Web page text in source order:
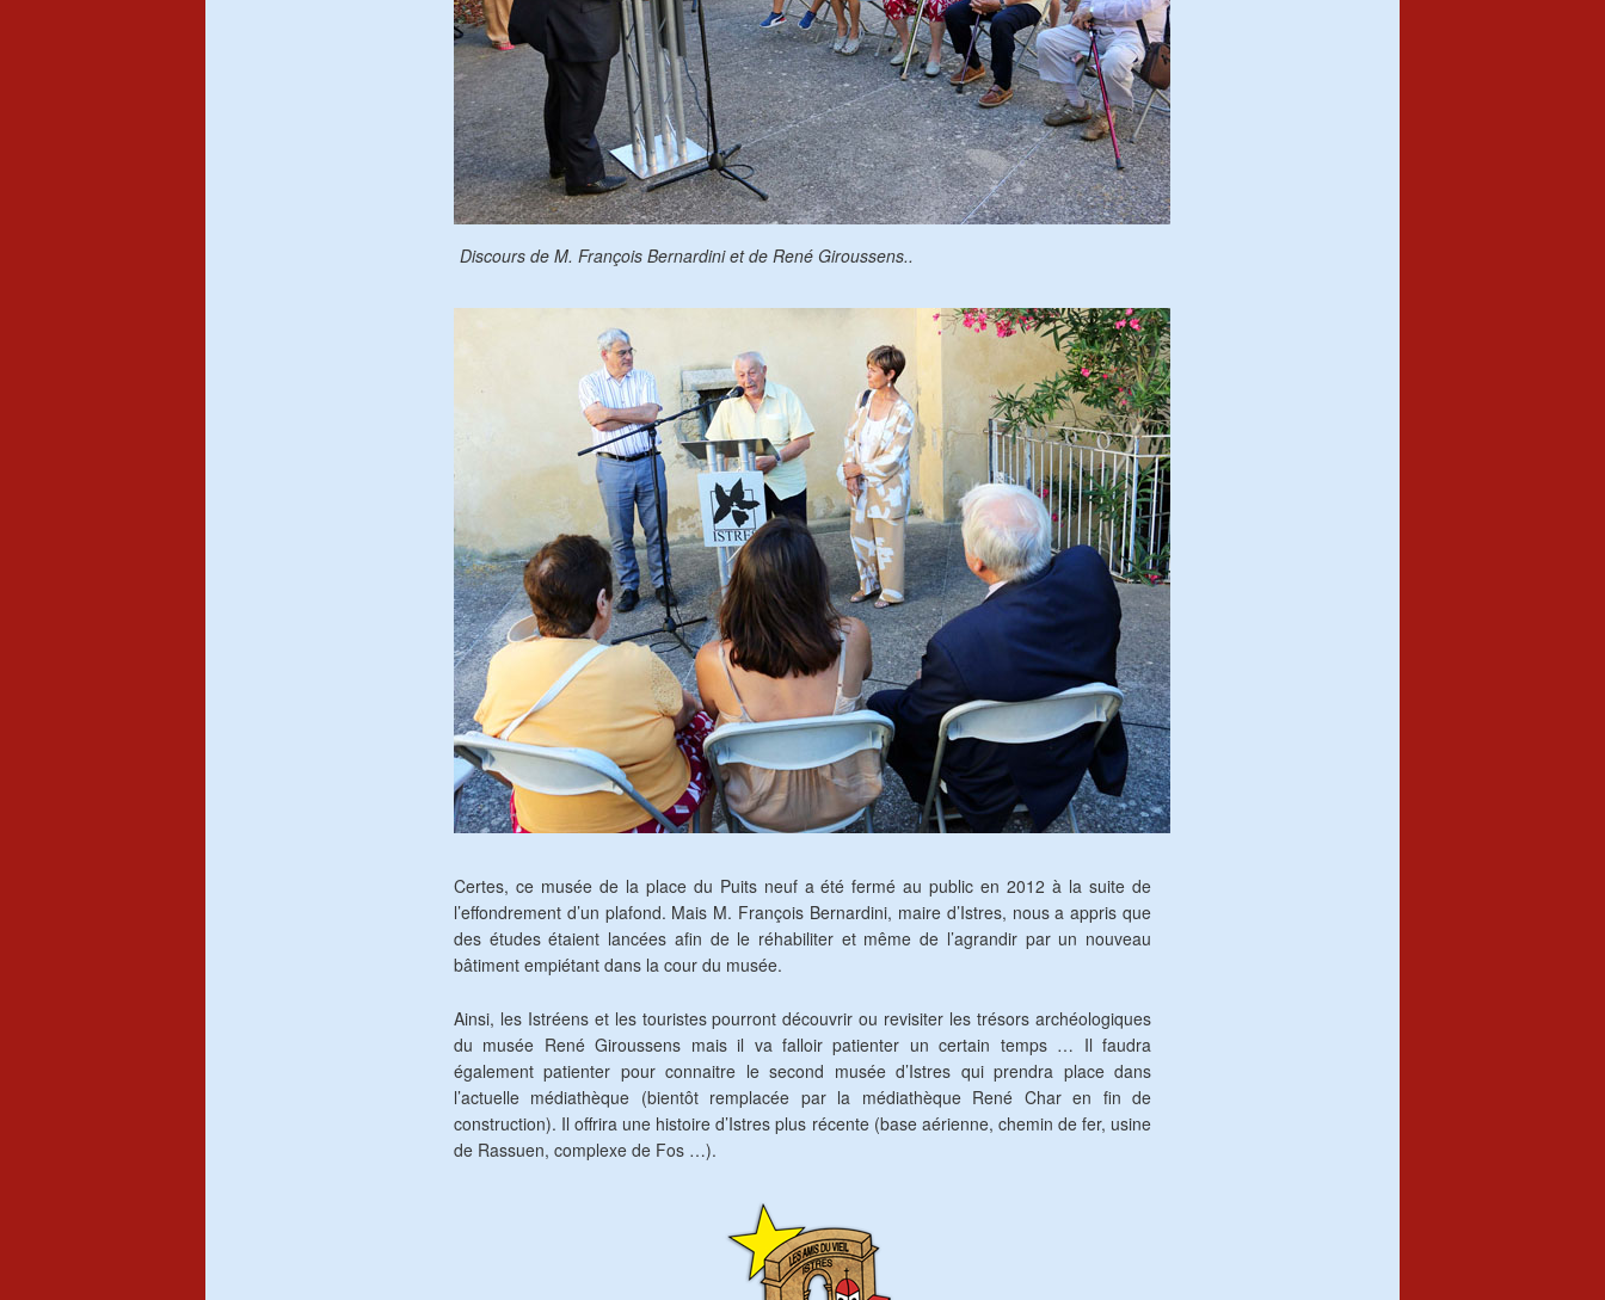
Discours de M. François Bernardini et de René Giroussens..
Certes, ce musée de la place du Puits neuf a été fermé au public en 2012 à la suite de
l’effondrement d’un plafond. Mais M. François Bernardini, maire d’Istres, nous a appris que
des études étaient lancées afin de le réhabiliter et même de l’agrandir par un nouveau
bâtiment empiétant dans la cour du musée.
Ainsi, les Istréens et les touristes pourront découvrir ou revisiter les trésors archéologiques
du musée René Giroussens mais il va falloir patienter un certain temps … Il faudra
également patienter pour connaitre le second musée d’Istres qui prendra place dans
l’actuelle médiathèque (bientôt remplacée par la médiathèque René Char en fin de
construction). Il offrira une histoire d’Istres plus récente (base aérienne, chemin de fer, usine
de Rassuen, complexe de Fos …).